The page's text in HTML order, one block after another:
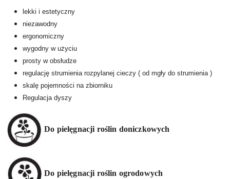
lekki i estetyczny
niezawodny
ergonomiczny
wygodny w użyciu
prosty w obsłudze
regulację strumienia rozpylanej cieczy ( od mgły do strumienia )
skalę pojemności na zbiorniku
Regulacja dyszy
Do pielęgnacji roślin doniczkowych
Do pielęgnacji roślin ogrodowych